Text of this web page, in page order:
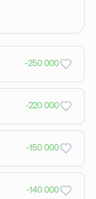
-250 000
-220 000
-150 000
-140 000